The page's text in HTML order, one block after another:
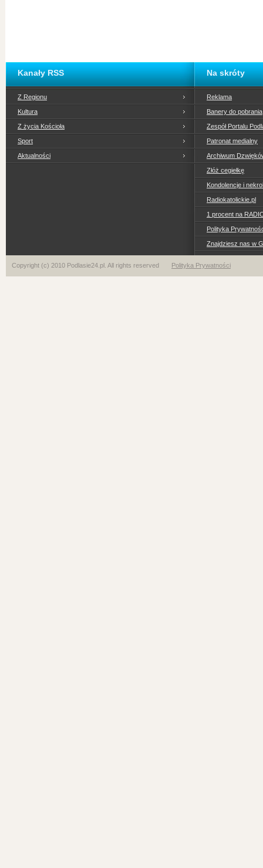
Kanały RSS
Z Regionu
Kultura
Z życia Kościoła
Sport
Aktualności
Na skróty
Reklama
Banery do pobrania
Zespół Portalu
Patronat medialny
Archiwum
Złóż cegiełkę
Kondolencje i
Radiokatolickie.pl
1 procent na
Polityka
Znajdziesz nas w
Copyright (c) 2010 Podlasie24.pl. All rights reserved Polityka Prywatności